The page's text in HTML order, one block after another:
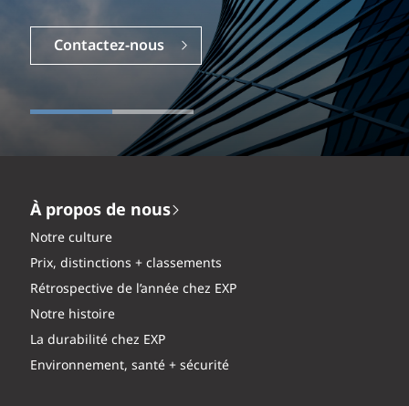
Contactez-nous
À propos de nous
Notre culture
Prix, distinctions + classements
Rétrospective de l’année chez EXP
Notre histoire
La durabilité chez EXP
Environnement, santé + sécurité